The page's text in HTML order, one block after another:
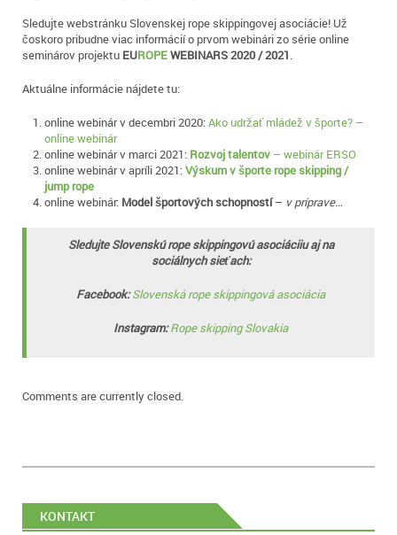
Sledujte webstránku Slovenskej rope skippingovej asociácie! Už
čoskoro pribudne viac informácií o prvom webinári zo série online
seminárov projektu EUROPEWEBINARS 2020 / 2021.
Aktuálne informácie nájdete tu:
online webinár v decembri 2020:Ako udržať mládež v športe? –
online webinár
online webinár v marci 2021: Rozvoj talentov – webinár ERSO
online webinár v apríli 2021:Výskum v športe rope skipping /
jump rope
online webinár: Model športových schopností– v príprave…
Sledujte Slovenskú rope skippingovú asociáciiu aj na
sociálnych sieťach:
Facebook: Slovenská rope skippingová asociácia
Instagram: Rope skipping Slovakia
Comments are currently closed.
KONTAKT